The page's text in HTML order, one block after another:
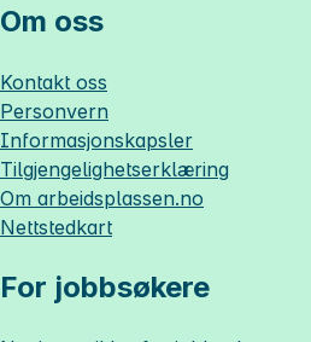
Om oss
Kontakt oss
Personvern
Informasjonskapsler
Tilgjengelighetserklæring
Om arbeidsplassen.no
Nettstedkart
For jobbsøkere